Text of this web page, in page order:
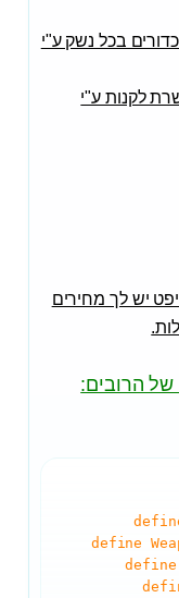
בכל נשק ע"י
לקנות ע"י
יש לך מחירים
של הרובים: